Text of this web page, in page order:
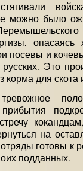
можно было
опасаясь
посевы и
Это
корма для скота
на
отряды готовы к
подданных.